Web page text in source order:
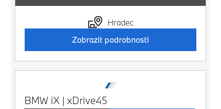
Hradec
Zobrazit podrobnosti
BMW iX | xDrive45